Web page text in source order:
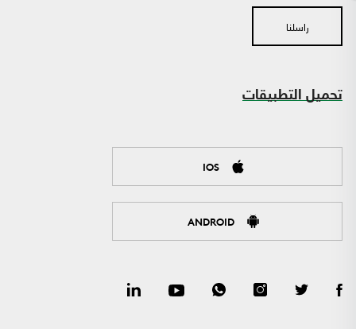
راسلنا
تحميل التطبيقات
IOS
ANDROID